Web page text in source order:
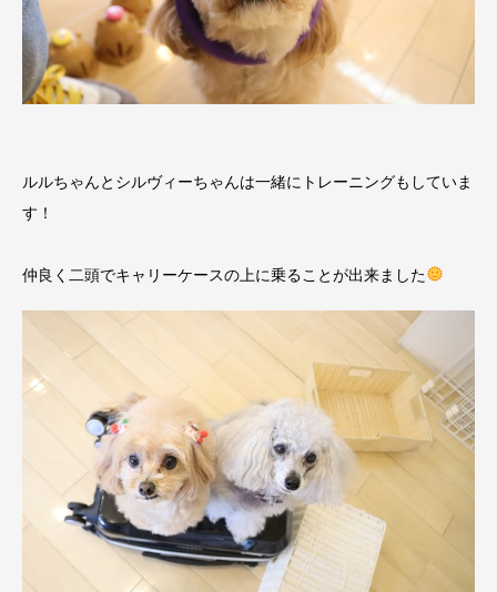
ルルちゃんとシルヴィーちゃんは一緒にトレーニングもしていま
す！
仲良く二頭でキャリーケースの上に乗ることが出来ました